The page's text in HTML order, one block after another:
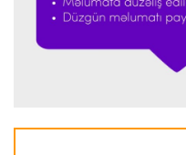
“Atletiko”nun